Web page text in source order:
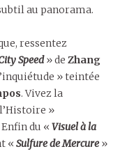
au panorama.
ressentez
Speed» de Zhang
» teintée
. Vivez la
»
Enfin du « Visuel à la
« Sulfure de Mercure»